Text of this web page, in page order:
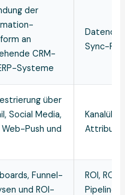
der
an
CRM-
Systeme
Sync-
über
Social Media,
Web-Push und
Funnel-
und ROI-
ROI,
Pipeline-